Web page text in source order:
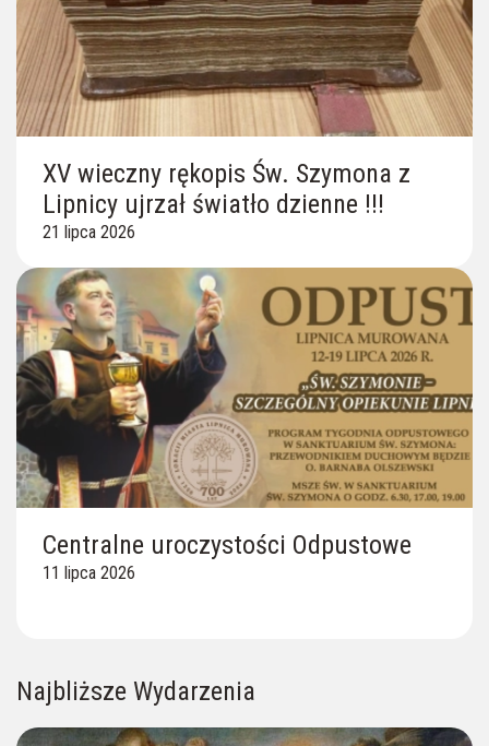
XV wieczny rękopis Św. Szymona z
Lipnicy ujrzał światło dzienne !!!
21 lipca 2026
Centralne uroczystości Odpustowe
11 lipca 2026
Najbliższe Wydarzenia